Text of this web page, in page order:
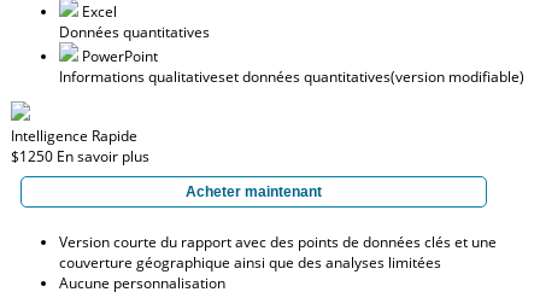
Excel
Données quantitatives
PowerPoint
Informations qualitativeset données quantitatives(version modifiable)
Intelligence Rapide
$1250 En savoir plus
Acheter maintenant
Version courte du rapport avec des points de données clés et une
couverture géographique ainsi que des analyses limitées
Aucune personnalisation